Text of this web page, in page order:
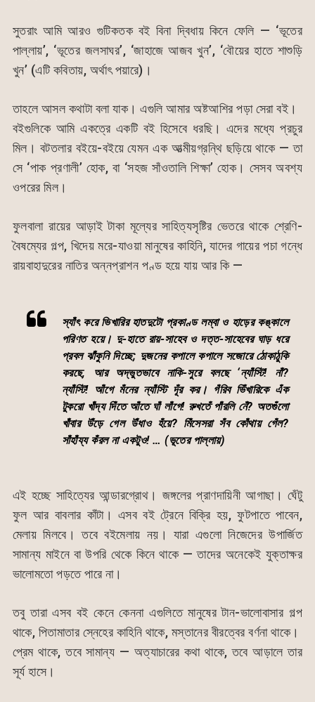
সুতরাং আমি আরও গুটিকতক বই বিনা দ্বিধায় কিনে ফেলি — ‘ভূতের
পাল্লায়’, ‘ভূতের জলসাঘর’, ‘জাহাজে আজব খুন’, ‘বৌয়ের হাতে শাশুড়ি
খুন’ (এটি কবিতায়, অর্থাৎ পয়ারে)।
তাহলে আসল কথাটা বলা যাক। এগুলি আমার অষ্টআশির পড়া সেরা বই।
বইগুলিকে আমি একত্রে একটি বই হিসেবে ধরছি। এদের মধ্যে প্রচুর
মিল। বটতলার বইয়ে-বইয়ে যেমন এক আত্মীয়গ্রন্থি ছড়িয়ে থাকে — তা
সে ‘পাক প্রণালী’ হোক, বা ‘সহজ সাঁওতালি শিক্ষা’ হোক। সেসব অবশ্য
ওপরের মিল।
ফুলবালা রায়ের আড়াই টাকা মূল্যের সাহিত্যসৃষ্টির ভেতরে থাকে শ্রেণি-
বৈষম্যের গল্প, খিদেয় মরে-যাওয়া মানুষের কাহিনি, যাদের গায়ের পচা গন্ধে
রায়বাহাদুরের নাতির অন্নপ্রাশন পণ্ড হয়ে যায় আর কি —
স্যাঁৎ করে ভিখারির হাতদুটো প্রকাণ্ড লম্বা ও হাড়ের কঙ্কালে
পরিণত হয়ে। দু-হাতে রায়-সাহেব ও দত্ত-সাহেবের ঘাড় ধরে
প্রবল ঝাঁকুনি দিচ্ছে; দুজনের কপালে কপালে সজোরে ঠোকাঠুকি
করছে, আর অদ্ভুতভাবে নাকি-সুরে বলছে ‘ন্যাঁস্টি! নাঁ?
ন্যাঁস্টি! আঁগে মঁনের ন্যাঁস্টি দূঁর কর। গঁরিব ভিঁখারিকে এঁক
টুকরো খাঁদ্য দিঁতে আঁতে ঘাঁ লাঁগে! রুখতেঁ পাঁরলি নেঁ? অতগুঁলো
খাঁবার উঁড়ে গেল উঁধাও হঁয়ে? মিঁসেসরা সঁব কোঁথায় গেঁল?
সাঁহাঁয্য কঁরল না একটুও! … (ভূতের পাল্লায়)
এই হচ্ছে সাহিত্যের আন্ডারগ্রোথ। জঙ্গলের প্রাণদায়িনী আগাছা। ঘেঁটু
ফুল আর বাবলার কাঁটা। এসব বই ট্রেনে বিক্রি হয়, ফুটপাতে পাবেন,
মেলায় মিলবে। তবে বইমেলায় নয়। যারা এগুলো নিজেদের উপার্জিত
সামান্য মাইনে বা উপরি থেকে কিনে থাকে — তাদের অনেকেই যুক্তাক্ষর
ভালোমতো পড়তে পারে না।
তবু তারা এসব বই কেনে কেননা এগুলিতে মানুষের টান-ভালোবাসার গল্প
থাকে, পিতামাতার স্নেহের কাহিনি থাকে, মস্তানের বীরত্বের বর্ণনা থাকে।
প্রেম থাকে, তবে সামান্য — অত্যাচারের কথা থাকে, তবে আড়ালে তার
সূর্য হাসে।